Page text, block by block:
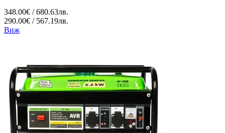
348.00€ / 680.63лв.
290.00€ / 567.19лв.
Виж